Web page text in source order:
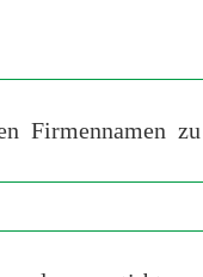
Firmennamen zu